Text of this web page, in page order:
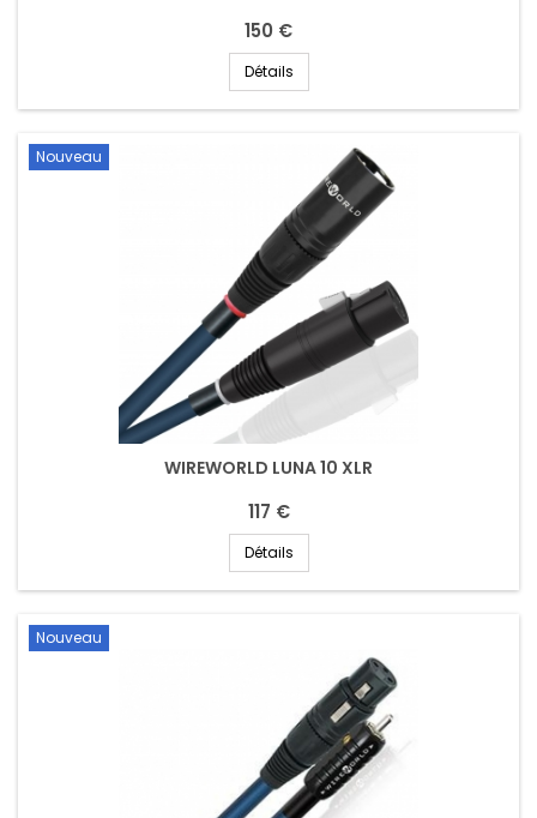
150 €
Détails
Nouveau
WIREWORLD LUNA 10 XLR
117 €
Détails
Nouveau